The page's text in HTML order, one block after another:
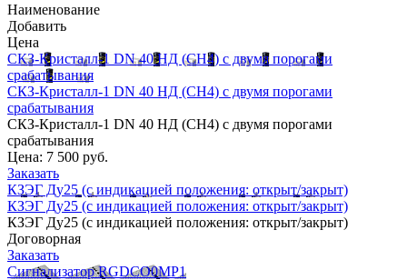
Наименование
Добавить
Цена
СКЗ-Кристалл-1 DN 40 НД (CH4) с двумя порогами
срабатывания
СКЗ-Кристалл-1 DN 40 НД (CH4) с двумя порогами
срабатывания
СКЗ-Кристалл-1 DN 40 НД (CH4) с двумя порогами
срабатывания
Цена: 7 500 руб.
Заказать
КЗЭГ Ду25 (с индикацией положения: открыт/закрыт)
КЗЭГ Ду25 (с индикацией положения: открыт/закрыт)
КЗЭГ Ду25 (с индикацией положения: открыт/закрыт)
Договорная
Заказать
Сигнализатор RGDCO0MP1